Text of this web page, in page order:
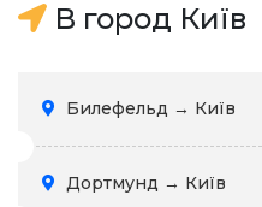
В город Київ
Билефельд → Київ
Дортмунд → Київ